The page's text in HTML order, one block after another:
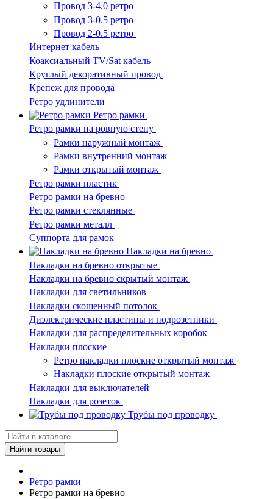
Провод 3-4.0 ретро
Провод 3-0.5 ретро
Провод 2-0.5 ретро
Интернет кабель
Коаксиальный TV/Sat кабель
Круглый декоративный провод
Крепеж для провода
Ретро удлинители
Ретро рамки
Ретро рамки на ровную стену
Рамки наружный монтаж
Рамки внутренний монтаж
Рамки открытый монтаж
Ретро рамки пластик
Ретро рамки на бревно
Ретро рамки стеклянные
Ретро рамки металл
Суппорта для рамок
Накладки на бревно
Накладки на бревно открытые
Накладки на бревно скрытый монтаж
Накладки для светильников
Накладки скошенный потолок
Диэлектрические пластины и подрозетники
Накладки для распределительных коробок
Накладки плоские
Ретро накладки плоские открытый монтаж
Накладки плоские открытый монтаж
Накладки для выключателей
Накладки для розеток
Трубы под проводку
Найти товары
Ретро рамки
Ретро рамки на бревно